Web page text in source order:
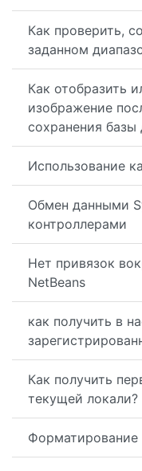
Как проверить,
заданном
Как отобразить
изображение
сохранения базы
Использование
Обмен данными
контроллерами
Нет привязок
NetBeans
как получить в
Как получить
текущей локали?